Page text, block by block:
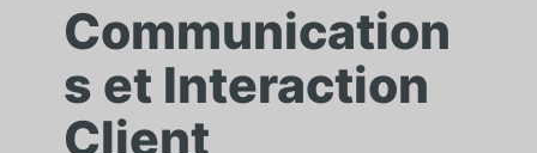
Communication
s et Interaction
Client